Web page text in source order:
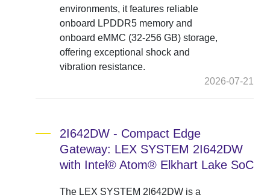
environments, it features reliable
onboard LPDDR5 memory and
onboard eMMC (32-256 GB) storage,
offering exceptional shock and
vibration resistance.
2026-07-21
2I642DW - Compact Edge
Gateway: LEX SYSTEM 2I642DW
with Intel® Atom® Elkhart Lake SoC
The LEX SYSTEM 2I642DW is a